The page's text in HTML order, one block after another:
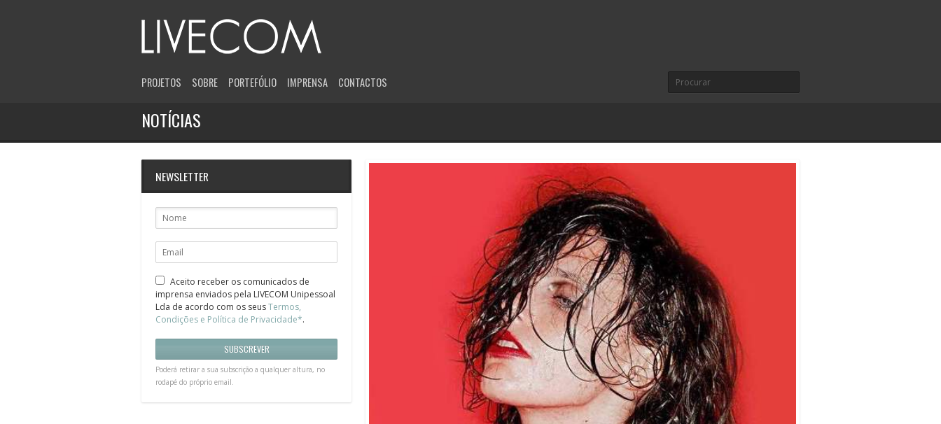
PROJETOS SOBRE PORTEFÓLIO IMPRENSA CONTACTOS
NOTÍCIAS
NEWSLETTER
Aceito receber os comunicados de
imprensa enviados pela LIVECOM Unipessoal
Lda de acordo com os seusTermos,
Condições e Política de Privacidade*.
Poderá retirar a sua subscrição a qualquer altura, no
rodapé do próprio email.